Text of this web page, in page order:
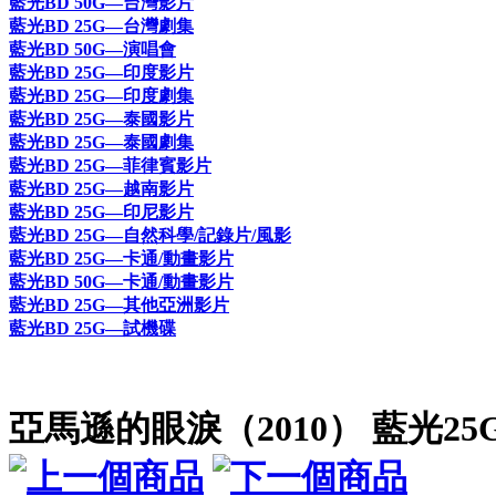
藍光BD 25G—台灣劇集
藍光BD 50G—演唱會
藍光BD 25G—印度影片
藍光BD 25G—印度劇集
藍光BD 25G—泰國影片
藍光BD 25G—泰國劇集
藍光BD 25G—菲律賓影片
藍光BD 25G—越南影片
藍光BD 25G—印尼影片
藍光BD 25G—自然科學/記錄片/風影
藍光BD 25G—卡通/動畫影片
藍光BD 50G—卡通/動畫影片
藍光BD 25G—其他亞洲影片
藍光BD 25G—試機碟
亞馬遜的眼淚（2010） 藍光